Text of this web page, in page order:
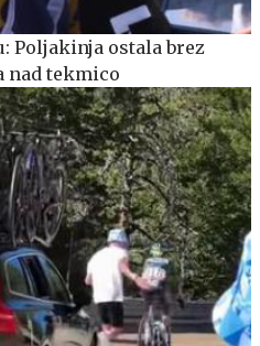
Poljakinja ostala brez
nad tekmico